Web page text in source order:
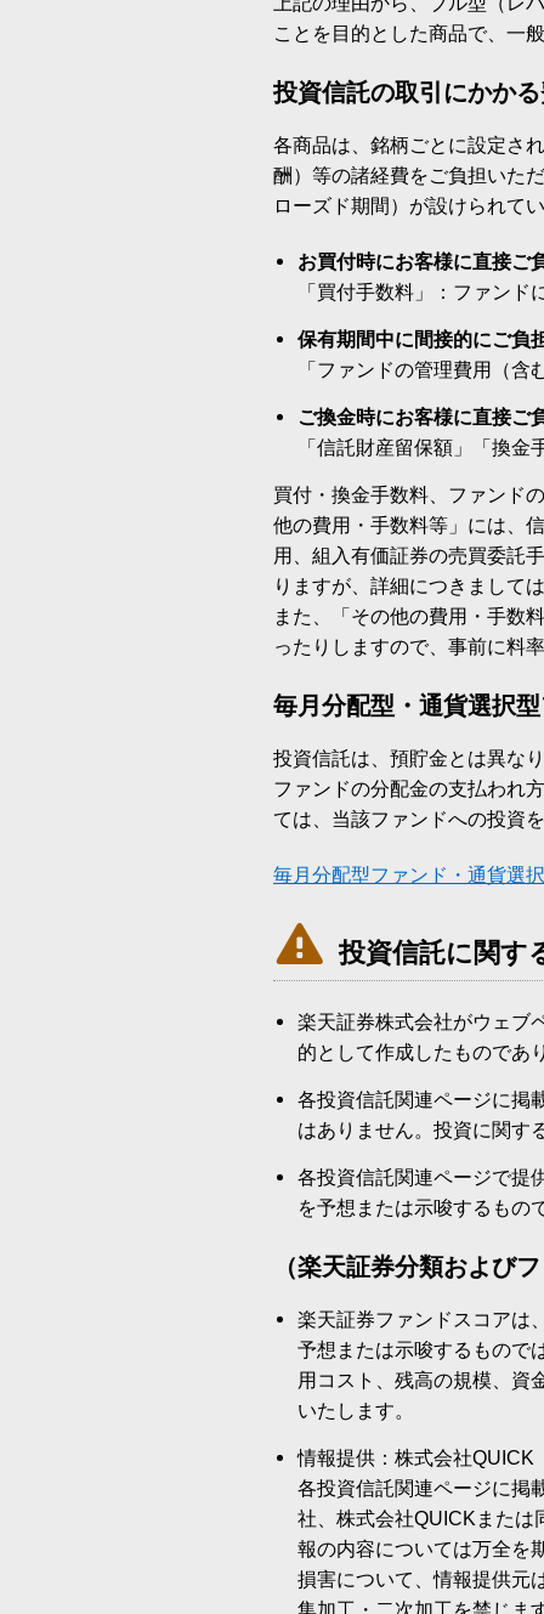
ことを目的とした商品で、一
投資信託の取引にかか
各商品は、銘柄ごとに設定さ
酬）等の諸経費をご負担いた
ローズド期間）が設けられて
お買付時にお客様に直接ご
「買付手数料」：ファンド
保有期間中に間接的にご負
「ファンドの管理費用（
ご換金時にお客様に直接ご
「信託財産留保額」「換
買付・換金手数料、ファンド
他の費用・手数料等」には、
用、組入有価証券の売買委託
りますが、詳細につきまして
また、「その他の費用・手数
ったりしますので、事前に料
毎月分配型・通貨選択
投資信託は、預貯金とは異な
ファンドの分配金の支払われ
ては、当該ファンドへの投資
毎月分配型ファンド・通貨選
 投資信託に関す
楽天証券株式会社がウェブ
的として作成したものであ
各投資信託関連ページに掲
はありません。投資に関す
各投資信託関連ページで提
を予想または示唆するもの
（楽天証券分類および
楽天証券ファンドスコアは
予想または示唆するもので
用コスト、残高の規模、資
いたします。
情報提供：株式会社QUICK
各投資信託関連ページに掲
社、株式会社QUICKまたは
報の内容については万全を
損害について、情報提供元
集加工・二次加工を禁じま